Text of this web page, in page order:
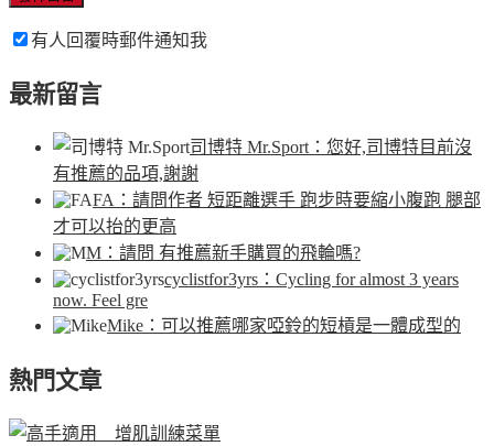
有人回覆時郵件通知我
最新留言
司博特 Mr.Sport ：您好,司博特目前沒
有推薦的品項,謝謝
FA ：請問作者 短距離選手 跑步時要縮小腹跑 腿部
才可以抬的更高
M ：請問 有推薦新手購買的飛輪嗎?
cyclistfor3yrs ：Cycling for almost 3 years
now. Feel gre
Mike ：可以推薦哪家啞鈴的短槓是一體成型的
熱門文章